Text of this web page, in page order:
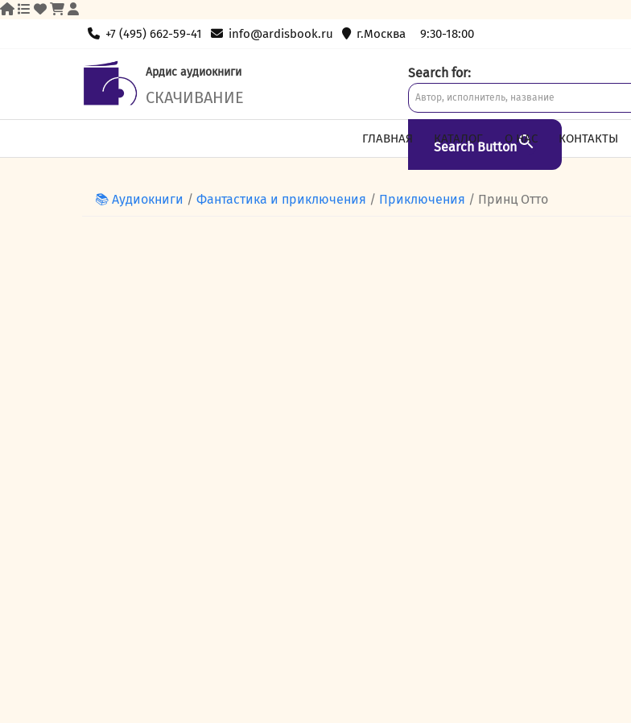
+7 (495) 662-59-41 info@ardisbook.ru г.Москва 9:30-18:00
Ардис аудиокниги
СКАЧИВАНИЕ
Search for:
Search Button
ГЛАВНАЯ КАТАЛОГ О НАС КОНТАКТЫ
📚 Аудиокниги / Фантастика и приключения / Приключения / Принц Отто